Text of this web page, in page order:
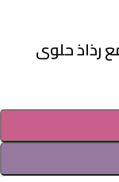
رذاذ حلوى